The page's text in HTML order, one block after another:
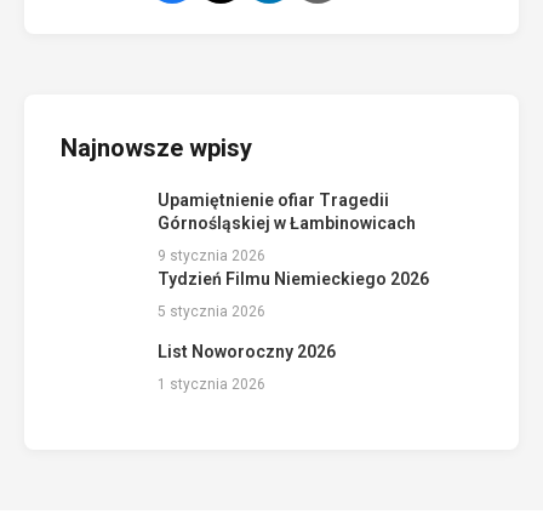
Najnowsze wpisy
Upamiętnienie ofiar Tragedii
Górnośląskiej w Łambinowicach
9 stycznia 2026
Tydzień Filmu Niemieckiego 2026
5 stycznia 2026
List Noworoczny 2026
1 stycznia 2026